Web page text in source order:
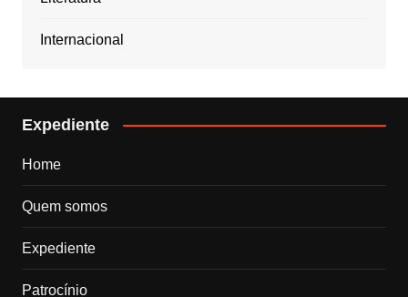
Internacional
Expediente
Home
Quem somos
Expediente
Patrocínio